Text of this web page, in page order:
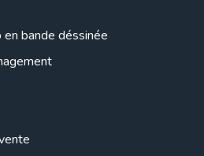
bande déssinée